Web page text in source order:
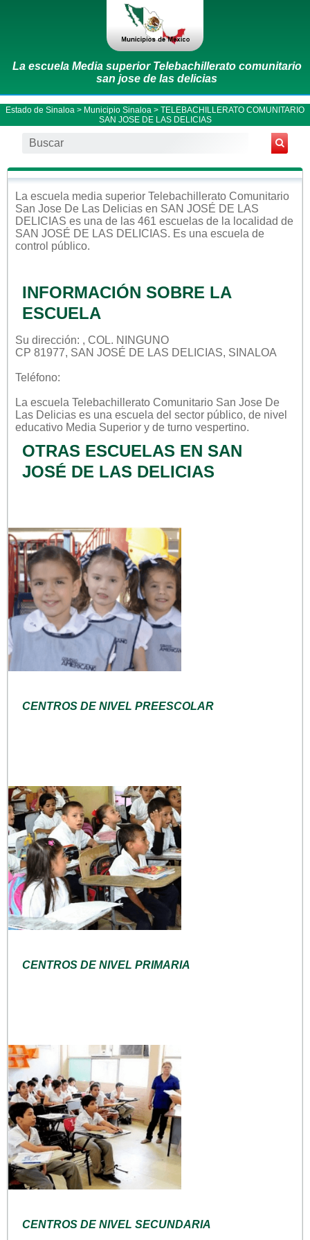
La escuela Media superior Telebachillerato comunitario
san jose de las delicias
Estado de Sinaloa > Municipio Sinaloa > TELEBACHILLERATO COMUNITARIO
SAN JOSE DE LAS DELICIAS
La escuela media superior Telebachillerato Comunitario
San Jose De Las Delicias en SAN JOSÉ DE LAS
DELICIAS es una de las 461 escuelas de la localidad de
SAN JOSÉ DE LAS DELICIAS. Es una escuela de
control público.
INFORMACIÓN SOBRE LA
ESCUELA
Su dirección: , COL. NINGUNO
CP 81977, SAN JOSÉ DE LAS DELICIAS, SINALOA
Teléfono:
La escuela Telebachillerato Comunitario San Jose De
Las Delicias es una escuela del sector público, de nivel
educativo Media Superior y de turno vespertino.
OTRAS ESCUELAS EN SAN
JOSÉ DE LAS DELICIAS
CENTROS DE NIVEL PREESCOLAR
CENTROS DE NIVEL PRIMARIA
CENTROS DE NIVEL SECUNDARIA